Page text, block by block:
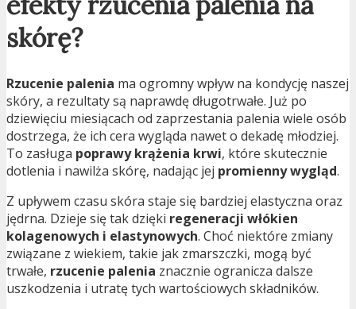
skórę?
Rzucenie palenia ma ogromny wpływ na kondycję naszej
skóry, a rezultaty są naprawdę długotrwałe. Już po
dziewięciu miesiącach od zaprzestania palenia wiele osób
dostrzega, że ich cera wygląda nawet o dekadę młodziej.
To zasługa poprawy krążenia krwi, które skutecznie
dotlenia i nawilża skórę, nadając jej promienny wygląd.
Z upływem czasu skóra staje się bardziej elastyczna oraz
jędrna. Dzieje się tak dzięki regeneracji włókien
kolagenowych i elastynowych. Choć niektóre zmiany
związane z wiekiem, takie jak zmarszczki, mogą być
trwałe, rzucenie palenia znacznie ogranicza dalsze
uszkodzenia i utratę tych wartościowych składników.